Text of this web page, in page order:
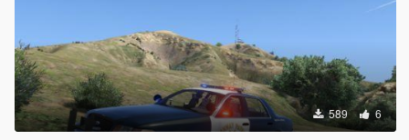
589 6